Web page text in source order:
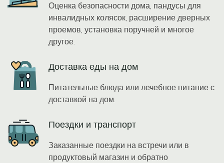
Оценка безопасности дома, пандусы для
инвалидных колясок, расширение дверных
проемов, установка поручней и многое
другое.
Icon Доставка еды на дом
Питательные блюда или лечебное питание с
доставкой на дом.
Icon Поездки и транспорт
Заказанные поездки на встречи или в
продуктовый магазин и обратно